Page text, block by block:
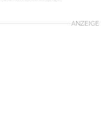
ANZEIGE